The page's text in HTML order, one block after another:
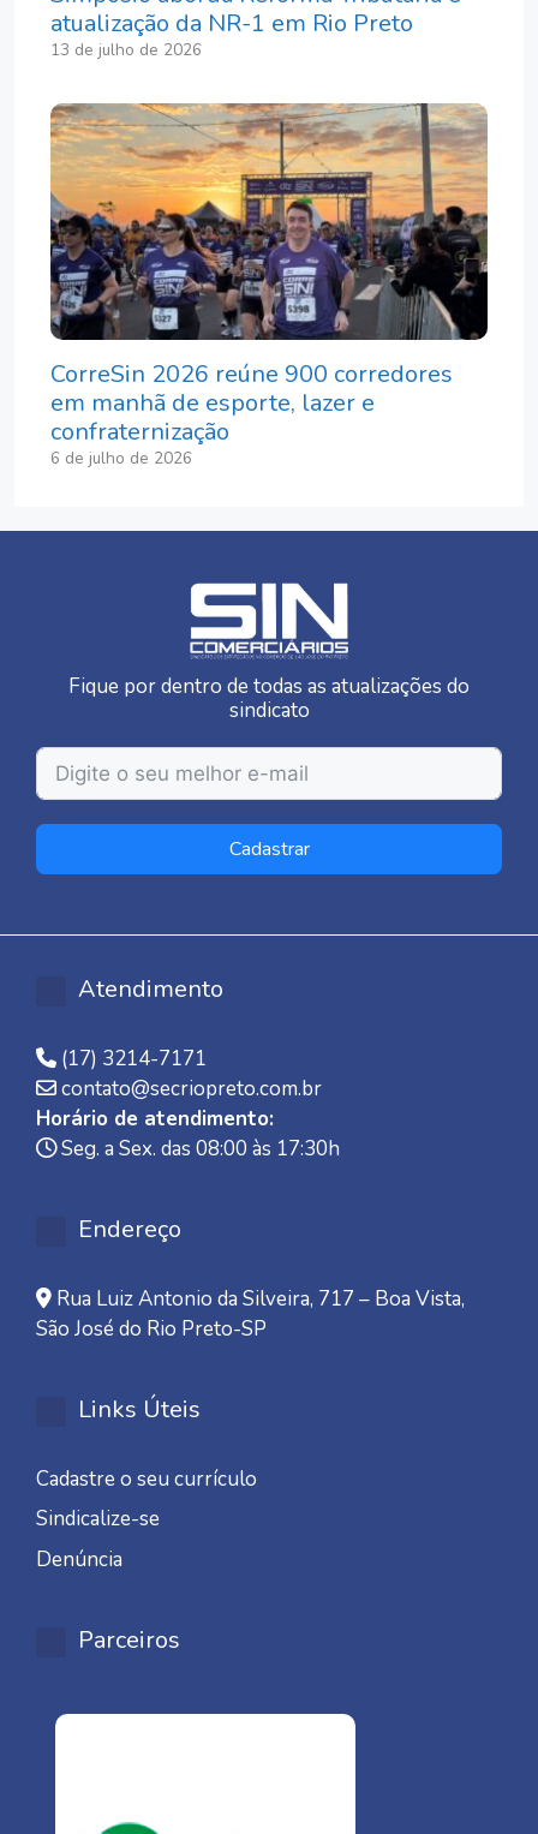
atualização da NR-1 em Rio Preto
13 de julho de 2026
CorreSin 2026 reúne 900 corredores
em manhã de esporte, lazer e
confraternização
6 de julho de 2026
Fique por dentro de todas as atualizações do
sindicato
Cadastrar
Atendimento
(17) 3214-7171
contato@secriopreto.com.br
Horário de atendimento:
Seg. a Sex. das 08:00 às 17:30h
Endereço
Rua Luiz Antonio da Silveira, 717 – Boa Vista,
São José do Rio Preto-SP
Links Úteis
Cadastre o seu currículo
Sindicalize-se
Denúncia
Parceiros